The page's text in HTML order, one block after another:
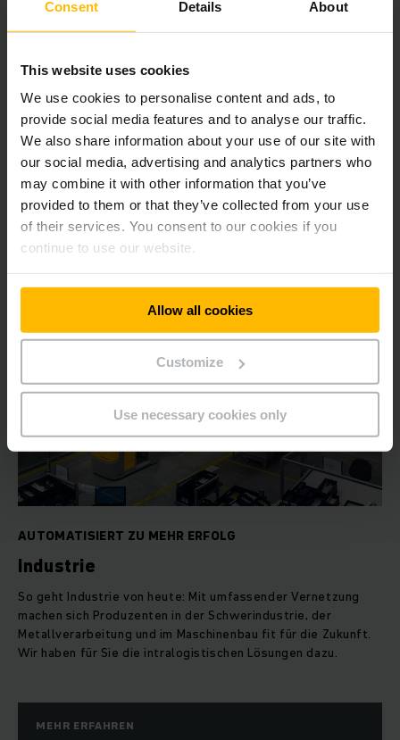
Consent Details About
This website uses cookies
We use cookies to personalise content and ads, to
provide social media features and to analyse our traffic.
We also share information about your use of our site with
our social media, advertising and analytics partners who
may combine it with other information that you’ve
provided to them or that they’ve collected from your use
of their services. You consent to our cookies if you
continue to use our website.
Allow all cookies
Customize
Use necessary cookies only
PROZESSOPTIMIERUNG MIT SYSTEM
Logistik
In Zeiten globalisierter Logistik wird die kosteneffiziente
Auslagerung von Dienstleistungen zum Standard. Wir
unterstützen Sie mit einem umfassenden Portfolio zur
Optimierung Ihrer Waren- und Lieferketten, bis hin zu
passgenauen Automatisierungslösungen.
MEHR ERFAHREN
AUTOMATISIERT ZU MEHR ERFOLG
Industrie
So geht Industrie von heute: Mit umfassender Vernetzung
machen sich Produzenten in der Schwerindustrie, der
Metallverarbeitung und im Maschinenbau fit für die Zukunft.
Wir haben für Sie die intralogistischen Lösungen dazu.
MEHR ERFAHREN